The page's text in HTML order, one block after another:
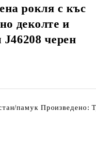
рокля с къс
деколте и
черен
памук Произведено: